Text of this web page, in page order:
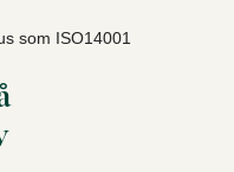
som ISO14001